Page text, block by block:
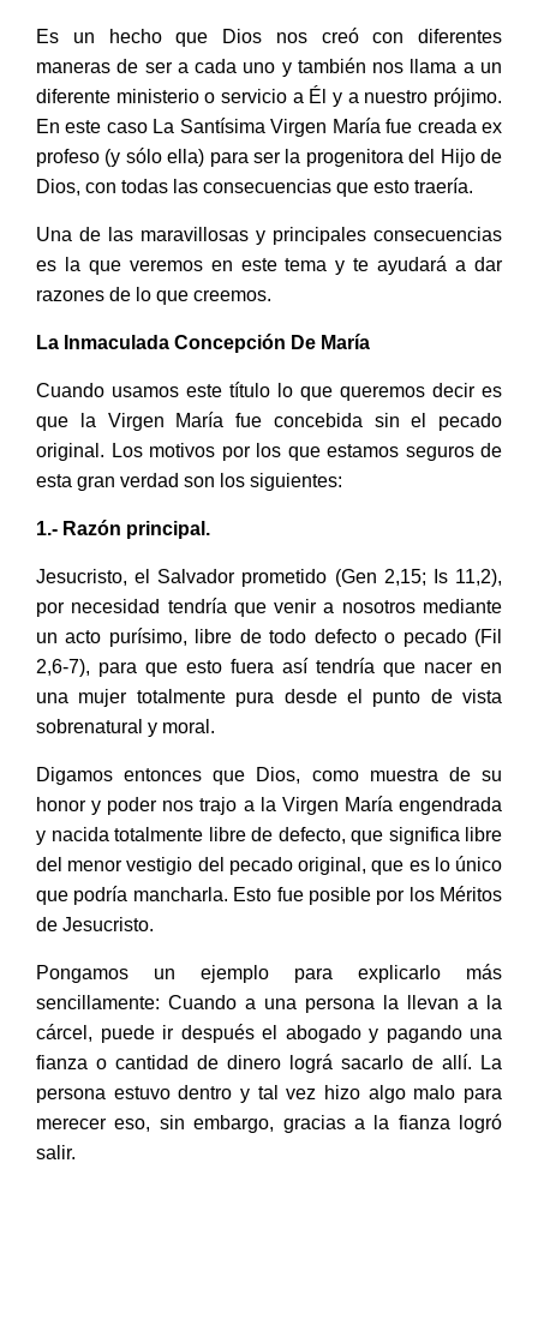
Es un hecho que Dios nos creó con diferentes
maneras de ser a cada uno y también nos llama a un
diferente ministerio o servicio a Él y a nuestro prójimo.
En este caso La Santísima Virgen María fue creada ex
profeso (y sólo ella) para ser la progenitora del Hijo de
Dios, con todas las consecuencias que esto traería.
Una de las maravillosas y principales consecuencias
es la que veremos en este tema y te ayudará a dar
razones de lo que creemos.
La Inmaculada Concepción De María
Cuando usamos este título lo que queremos decir es
que la Virgen María fue concebida sin el pecado
original. Los motivos por los que estamos seguros de
esta gran verdad son los siguientes:
1.- Razón principal.
Jesucristo, el Salvador prometido (Gen 2,15; Is 11,2),
por necesidad tendría que venir a nosotros mediante
un acto purísimo, libre de todo defecto o pecado (Fil
2,6-7), para que esto fuera así tendría que nacer en
una mujer totalmente pura desde el punto de vista
sobrenatural y moral.
Digamos entonces que Dios, como muestra de su
honor y poder nos trajo a la Virgen María engendrada
y nacida totalmente libre de defecto, que significa libre
del menor vestigio del pecado original, que es lo único
que podría mancharla. Esto fue posible por los Méritos
de Jesucristo.
Pongamos un ejemplo para explicarlo más
sencillamente: Cuando a una persona la llevan a la
cárcel, puede ir después el abogado y pagando una
fianza o cantidad de dinero lográ sacarlo de allí. La
persona estuvo dentro y tal vez hizo algo malo para
merecer eso, sin embargo, gracias a la fianza logró
salir.